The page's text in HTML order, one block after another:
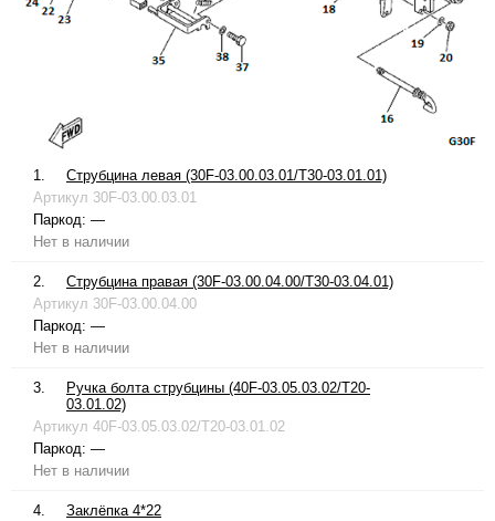
1.
Струбцина левая (30F-03.00.03.01/T30-03.01.01)
Артикул 30F-03.00.03.01
Паркод: —
Нет в наличии
2.
Струбцина правая (30F-03.00.04.00/T30-03.04.01)
Артикул 30F-03.00.04.00
Паркод: —
Нет в наличии
3.
Ручка болта струбцины (40F-03.05.03.02/T20-
03.01.02)
Артикул 40F-03.05.03.02/T20-03.01.02
Паркод: —
Нет в наличии
4.
Заклёпка 4*22